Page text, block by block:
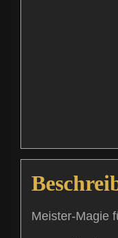
Meister-Magie